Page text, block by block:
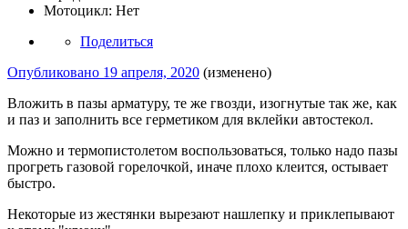
Мотоцикл: Нет
Поделиться
Опубликовано 19 апреля, 2020 (изменено)
Вложить в пазы арматуру, те же гвозди, изогнутые так же, как
и паз и заполнить все герметиком для вклейки автостекол.
Можно и термопистолетом воспользоваться, только надо пазы
прогреть газовой горелочкой, иначе плохо клеится, остывает
быстро.
Некоторые из жестянки вырезают нашлепку и приклепывают